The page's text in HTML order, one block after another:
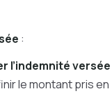
:
l’indemnité versée
le montant pris en